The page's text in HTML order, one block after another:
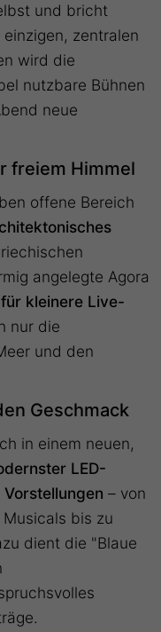
und bricht
zentralen
wird die
nutzbare Bühnen
neue
freiem Himmel
offene Bereich
angelegte Agora
kleinere Live-
nur die
und den
Geschmack
in einem neuen,
LED-
– von
bis zu
dient die "Blaue